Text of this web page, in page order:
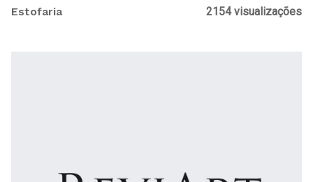
Estofaria 2154 visualizações